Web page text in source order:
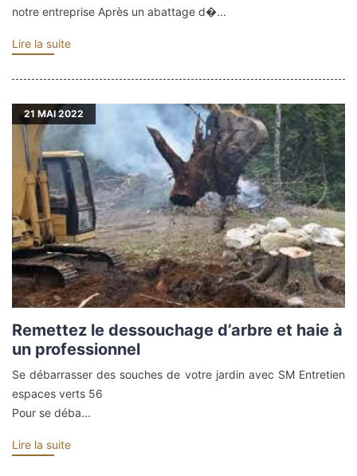
notre entreprise Après un abattage d�...
Lire la suite
21 MAI 2022
Remettez le dessouchage d’arbre et haie à
un professionnel
Se débarrasser des souches de votre jardin avec SM Entretien
espaces verts 56
Pour se déba...
Lire la suite